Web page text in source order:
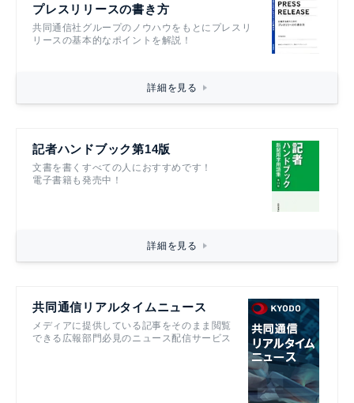
プレスリリースの書き方
共同通信社グループのノウハウをもとにプレスリ
リースの基本的なポイントを解説！
詳細を見る
記者ハンドブック第14版
文書を書くすべての人におすすめです！
電子書籍も発売中！
詳細を見る
共同通信リアルタイムニュース
メディアに提供している記事をそのまま閲覧
できる広報部門必見のニュース配信サービス